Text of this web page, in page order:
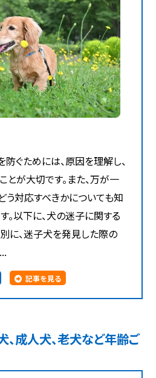
ぐためには、原因を理解し、
が大切です。また、万が一
う対応すべきかについても知
。以下に、犬の迷子に関する
に、迷子犬を発見した際の
記事を見る
、成人犬、老犬など年齢ご